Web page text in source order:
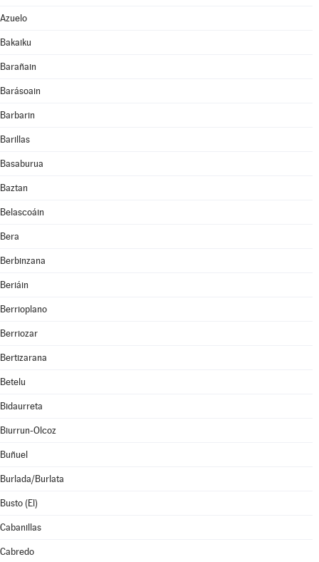
Azuelo
Bakaiku
Barañain
Barásoain
Barbarin
Barillas
Basaburua
Baztan
Belascoáin
Bera
Berbinzana
Beriáin
Berrioplano
Berriozar
Bertizarana
Betelu
Bidaurreta
Biurrun-Olcoz
Buñuel
Burlada/Burlata
Busto (El)
Cabanillas
Cabredo